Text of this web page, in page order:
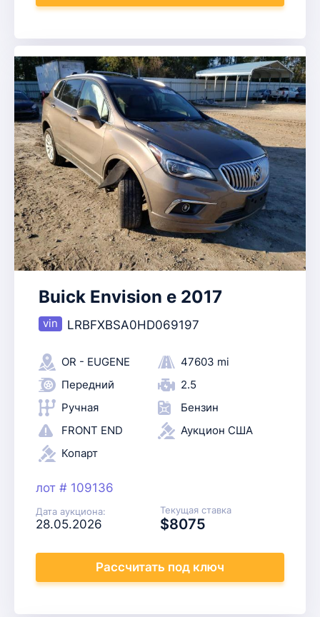
Buick Envision e 2017
LRBFXBSA0HD069197
OR - EUGENE
47603 mi
Передний
2.5
Ручная
Бензин
FRONT END
Аукцион США
Копарт
лот # 109136
Дата аукциона:
28.05.2026
Текущая ставка
$8075
Рассчитать под ключ